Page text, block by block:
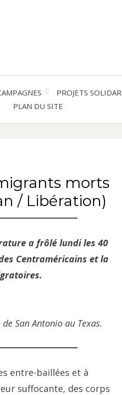
PROJETS
PLAN DU SITE
morts
/ Libération)
a frôlé lundi les 40
Centraméricains et la
San Antonio au Texas.
entre-baillées et à
suffocante, des corps